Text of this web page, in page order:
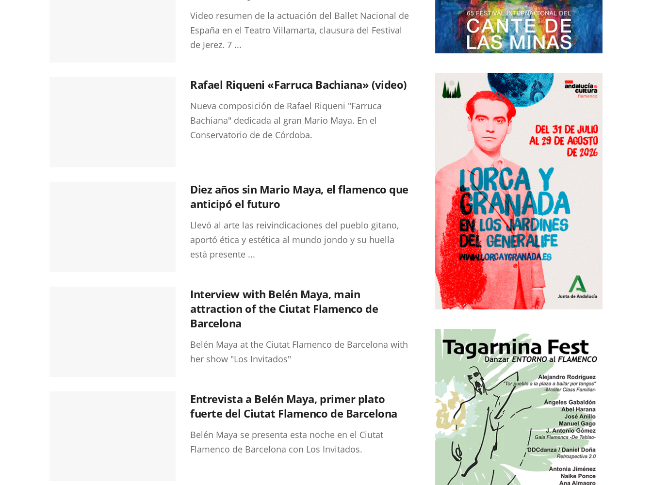
Video resumen de la actuación del Ballet Nacional de
España en el Teatro Villamarta, clausura del Festival
de Jerez. 7 ...
Rafael Riqueni «Farruca Bachiana» (video)
Nueva composición de Rafael Riqueni "Farruca
Bachiana" dedicada al gran Mario Maya. En el
Conservatorio de de Córdoba.
Diez años sin Mario Maya, el flamenco que
anticipó el futuro
Llevó al arte las reivindicaciones del pueblo gitano,
aportó ética y estética al mundo jondo y su huella
está presente ...
Interview with Belén Maya, main
attraction of the Ciutat Flamenco de
Barcelona
Belén Maya at the Ciutat Flamenco de Barcelona with
her show "Los Invitados"
Entrevista a Belén Maya, primer plato
fuerte del Ciutat Flamenco de Barcelona
Belén Maya se presenta esta noche en el Ciutat
Flamenco de Barcelona con Los Invitados.